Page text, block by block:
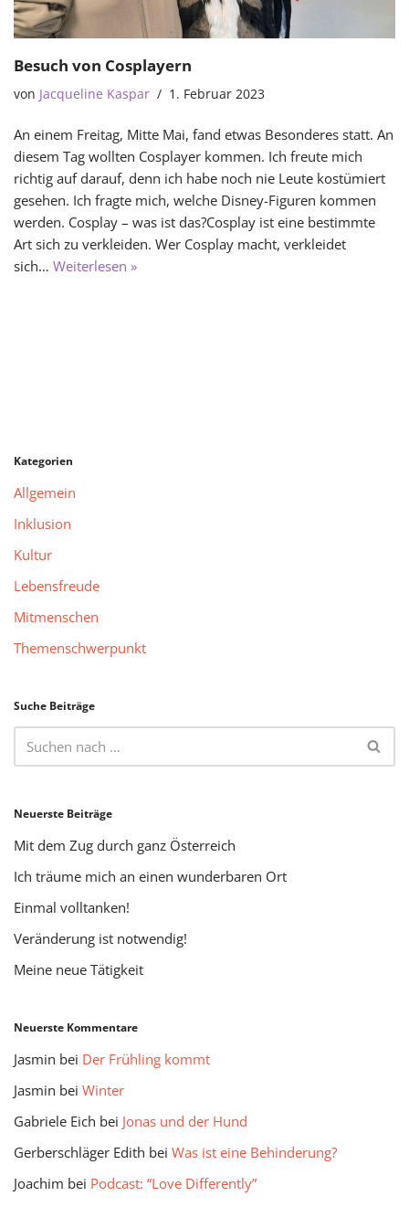
Besuch von Cosplayern
von Jacqueline Kaspar 1. Februar 2023
An einem Freitag, Mitte Mai, fand etwas Besonderes statt. An
diesem Tag wollten Cosplayer kommen. Ich freute mich
richtig auf darauf, denn ich habe noch nie Leute kostümiert
gesehen. Ich fragte mich, welche Disney-Figuren kommen
werden. Cosplay – was ist das?Cosplay ist eine bestimmte
Art sich zu verkleiden. Wer Cosplay macht, verkleidet
sich… Weiterlesen »
Kategorien
Allgemein
Inklusion
Kultur
Lebensfreude
Mitmenschen
Themenschwerpunkt
Suche Beiträge
Neuerste Beiträge
Mit dem Zug durch ganz Österreich
Ich träume mich an einen wunderbaren Ort
Einmal volltanken!
Veränderung ist notwendig!
Meine neue Tätigkeit
Neuerste Kommentare
Jasmin bei Der Frühling kommt
Jasmin bei Winter
Gabriele Eich bei Jonas und der Hund
Gerberschläger Edith bei Was ist eine Behinderung?
Joachim bei Podcast: “Love Differently”